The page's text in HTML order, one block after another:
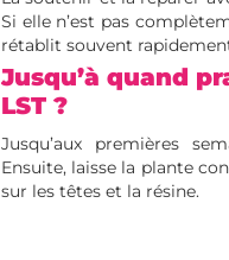
Si elle n’est pas
rétablit souvent
Jusqu’à quand
LST ?
Jusqu’aux premières
Ensuite, laisse la plante
sur les têtes et la résine.